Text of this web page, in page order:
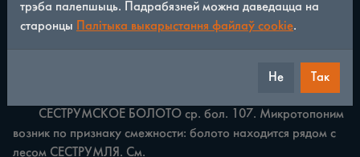
женщины, известной как СЕРА КАТЯ. См. также ПОЛЕ.
украинским гидронимическим термином струмок, струминь
возник по признаку смежности: болото находится рядом с
лесом СЕСТРУМЛЯ. См.
трэба палепшыць. Падрабязней можна даведацца на
старонцы
Палітыка выкарыстання файлаў cookie.
Не Так